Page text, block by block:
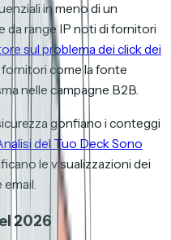
in meno di un
da range IP noti di fornitori
sul problema dei click dei
come la fonte
nelle campagne B2B.
gonfiano i conteggi
del Tuo Deck Sono
le visualizzazioni dei
2026